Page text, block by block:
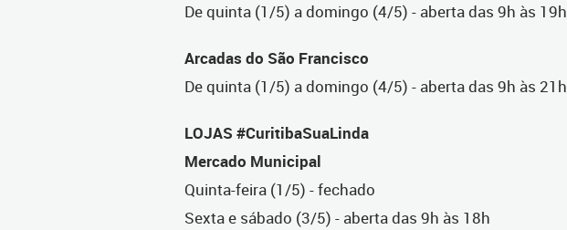
De quinta (1/5) a domingo (4/5) - aberta das 9h às 19h
Arcadas do São Francisco
De quinta (1/5) a domingo (4/5) - aberta das 9h às 21h
LOJAS #CuritibaSuaLinda
Mercado Municipal
Quinta-feira (1/5) - fechado
Sexta e sábado (3/5) - aberta das 9h às 18h